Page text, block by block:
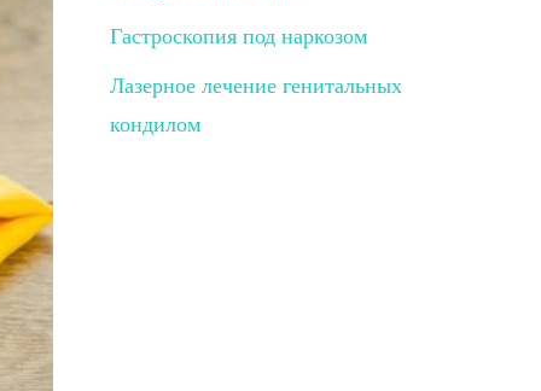
Гастроскопия под наркозом
Лазерное лечение генитальных
кондилом